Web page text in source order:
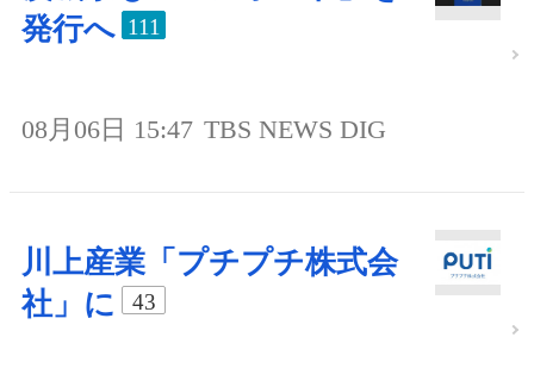
発行へ 111
08月06日 15:47 TBS NEWS DIG
川上産業「プチプチ株式会
社」に
43